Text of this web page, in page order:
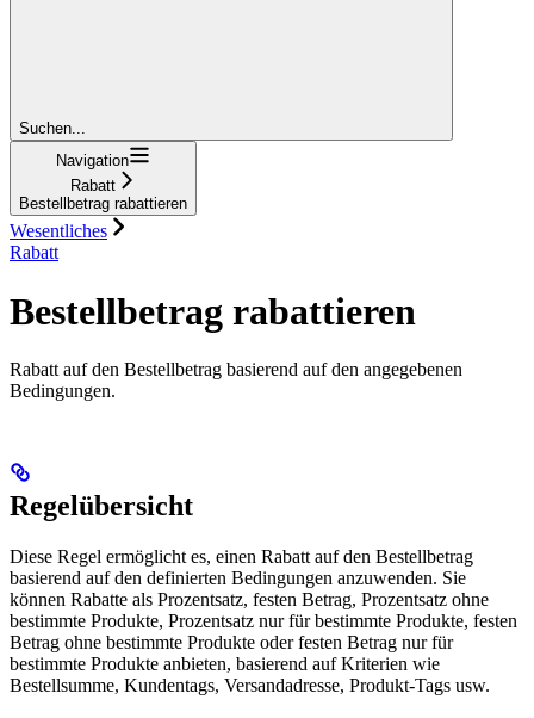
Suchen...
Navigation
Rabatt
Bestellbetrag rabattieren
Wesentliches
Rabatt
Bestellbetrag rabattieren
Rabatt auf den Bestellbetrag basierend auf den angegebenen
Bedingungen.
Regelübersicht
Diese Regel ermöglicht es, einen Rabatt auf den Bestellbetrag
basierend auf den definierten Bedingungen anzuwenden. Sie
können Rabatte als Prozentsatz, festen Betrag, Prozentsatz ohne
bestimmte Produkte, Prozentsatz nur für bestimmte Produkte, festen
Betrag ohne bestimmte Produkte oder festen Betrag nur für
bestimmte Produkte anbieten, basierend auf Kriterien wie
Bestellsumme, Kundentags, Versandadresse, Produkt-Tags usw.